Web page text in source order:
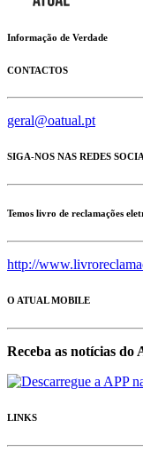
Informação de Verdade
CONTACTOS
geral@oatual.pt
SIGA-NOS NAS REDES
Temos livro de reclamações
http://
O ATUAL MOBILE
Receba as notícias
LINKS